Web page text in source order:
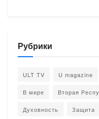
Рубрики
ULT TV U magazine
В мире Вторая
Духовность Защита